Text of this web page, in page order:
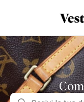
Ricerca